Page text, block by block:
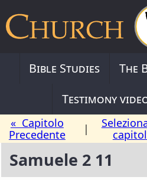
Bible Studies The
Testimony
« Capitolo
Precedente
|
Samuele 2 11